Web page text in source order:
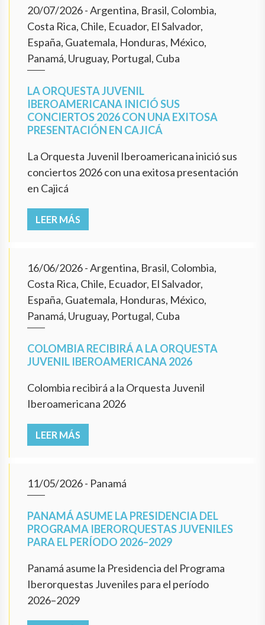
20/07/2026- Argentina, Brasil, Colombia,
Costa Rica, Chile, Ecuador, El Salvador,
España, Guatemala, Honduras, México,
Panamá, Uruguay, Portugal, Cuba
LA ORQUESTA JUVENIL
IBEROAMERICANA INICIÓ SUS
CONCIERTOS 2026 CON UNA EXITOSA
PRESENTACIÓN EN CAJICÁ
La Orquesta Juvenil Iberoamericana inició sus
conciertos 2026 con una exitosa presentación
en Cajicá
LEER MÁS
16/06/2026- Argentina, Brasil, Colombia,
Costa Rica, Chile, Ecuador, El Salvador,
España, Guatemala, Honduras, México,
Panamá, Uruguay, Portugal, Cuba
COLOMBIA RECIBIRÁ A LA ORQUESTA
JUVENIL IBEROAMERICANA 2026
Colombia recibirá a la Orquesta Juvenil
Iberoamericana 2026
LEER MÁS
11/05/2026- Panamá
PANAMÁ ASUME LA PRESIDENCIA DEL
PROGRAMA IBERORQUESTAS JUVENILES
PARA EL PERÍODO 2026–2029
Panamá asume la Presidencia del Programa
Iberorquestas Juveniles para el período
2026–2029